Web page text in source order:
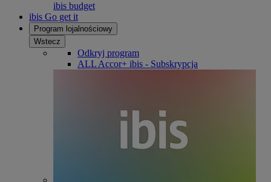
ibis budget
ibis Go get it
Program lojalnościowy
Wstecz
Odkryj program
ALL Accor+ ibis - Subskrypcja